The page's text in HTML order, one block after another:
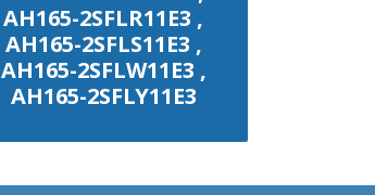
AH165-2SFLR11E3 ,
AH165-2SFLS11E3 ,
AH165-2SFLW11E3 ,
AH165-2SFLY11E3